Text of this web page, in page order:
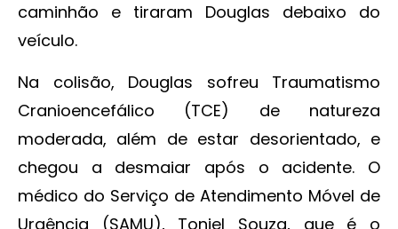
caminhão e tiraram Douglas debaixo do
veículo.
Na colisão, Douglas sofreu Traumatismo
Cranioencefálico (TCE) de natureza
moderada, além de estar desorientado, e
chegou a desmaiar após o acidente. O
médico do Serviço de Atendimento Móvel de
Urgência (SAMU), Toniel Souza, que é o